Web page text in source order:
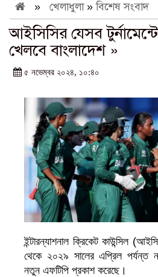
» খেলাধুলা»বিশেষ সংবাদ
আইসিসির যেসব
খেলবে বাংলাদেশ »
৫ নভেম্বর ২০২৪, ১০:৪০
ইন্টারন্যাশনাল ক্রিকেট কাউন্সিল
থেকে ২০২৯ সালের এপ্রিল পর্যন্ত
নতুন এফটিপি প্রকাশ করেছে।